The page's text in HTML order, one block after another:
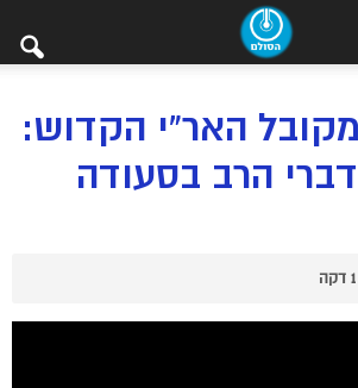
האר”י הקדוש:
הרב בסעודה
1 דקה